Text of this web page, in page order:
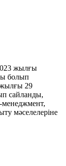
жылғы
болып
жылғы 29
сайланды,
менеджмент,
мәселелеріне